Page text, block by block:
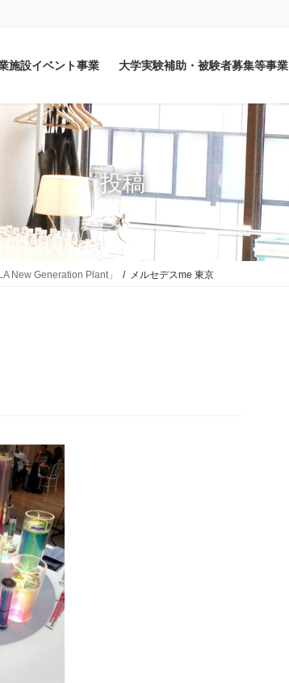
施設イベント事業 大学実験補助・被験者募集等事業
投稿
New Generation Plant」 メルセデスme 東京